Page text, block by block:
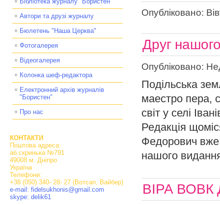
Автори та друзі журналу
Бюлетень "Наша Церква"
Фотогалерея
Відеогалерея
Колонка шеф-редактора
Електронний архів журналів
"Бористен"
Про нас
КОНТАКТИ
Поштова адреса:
аб.скринька №791
49008 м. Дніпро
Україна
Телефони:
+38 (050) 340- 28- 27 (Вотсап, Вайбер)
e-mail: fidelsukhonis@gmail.com
skype: delik61
Опубліковано:
Друг
Опубліковано:
Подільська
маестро пера,
світ у селі
Редакція
Федорович вже
нашого
ВІРА